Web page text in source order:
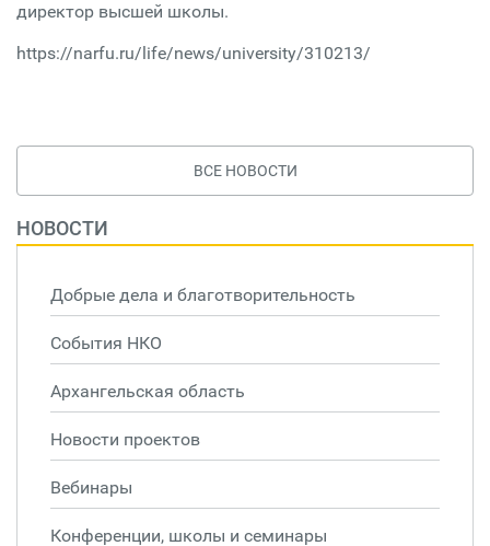
директор высшей школы.
https://narfu.ru/life/news/university/310213/
ВСЕ НОВОСТИ
НОВОСТИ
Добрые дела и благотворительность
События НКО
Архангельская область
Новости проектов
Вебинары
Конференции, школы и семинары